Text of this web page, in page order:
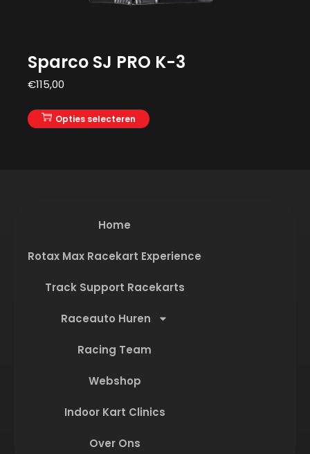
Sparco SJ PRO K-3
€115,00
Opties selecteren
Home
Rotax Max Racekart Experience
Track Support Racekarts
Raceauto Huren
Racing Team
Webshop
Indoor Kart Clinics
Over Ons